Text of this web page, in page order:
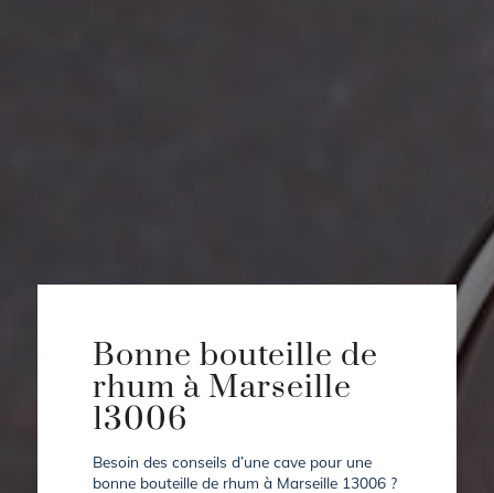
Bonne bouteille de
rhum à Marseille
13006
Besoin des conseils d’une cave pour une
bonne bouteille de rhum à Marseille 13006 ?